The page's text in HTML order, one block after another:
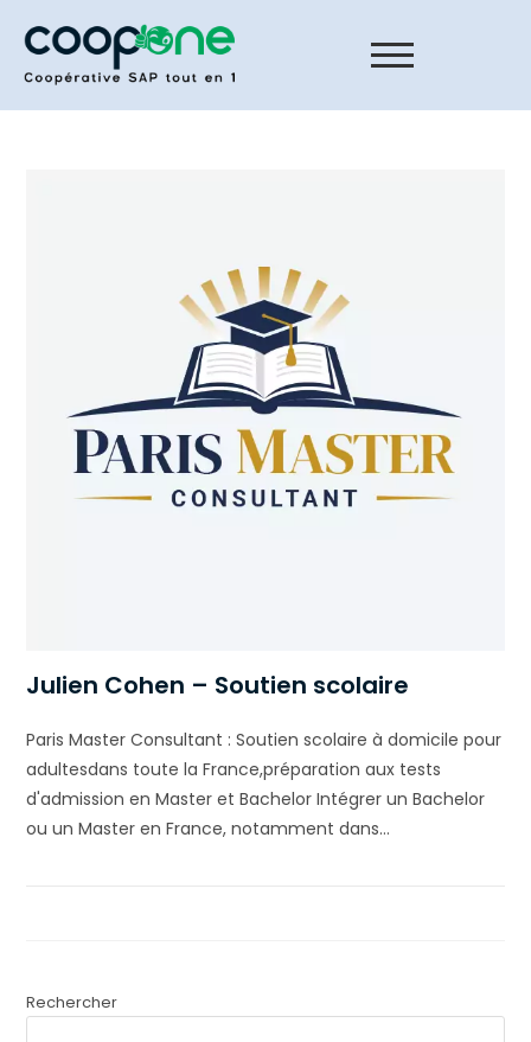
Julien Cohen – Soutien scolaire
Paris Master Consultant : Soutien scolaire à domicile pour
adultesdans toute la France,préparation aux tests
d'admission en Master et Bachelor Intégrer un Bachelor
ou un Master en France, notamment dans…
Rechercher